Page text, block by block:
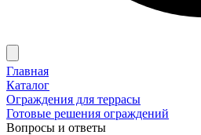
Главная
Каталог
Ограждения для террасы
Готовые решения ограждений
Вопросы и ответы